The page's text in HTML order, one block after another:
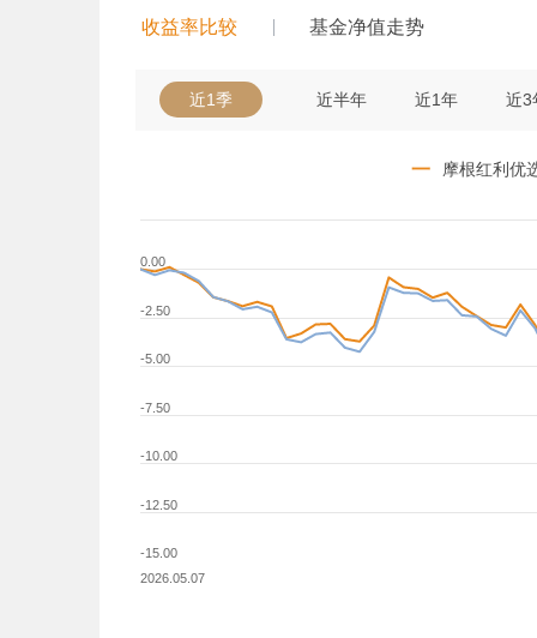
收益率比较 基金净值走势
近1季 近半年 近1年 近3
一 摩根红利优
2026.05.07
-15.00
-12.50
-10.00
-7.50
-5.00
-2.50
0.00